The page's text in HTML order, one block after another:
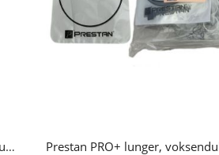
Prestan PRO+ ansiktsvisir, voksendukker
Prestan PRO+ lunger,